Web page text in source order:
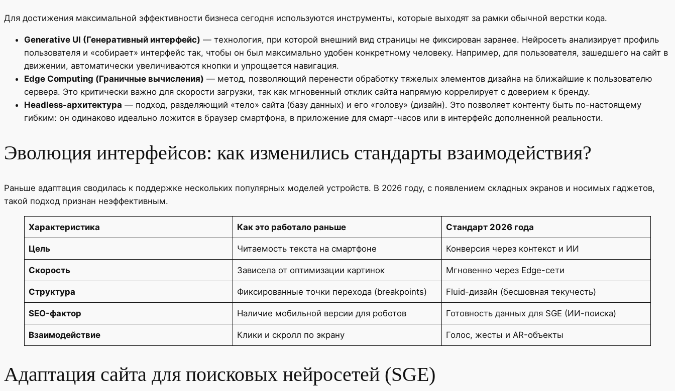
Для достижения максимальной эффективности бизнеса сегодня используются инструменты, которые выходят за рамки обычной верстки кода.
Generative UI (Генеративный интерфейс) — технология, при которой внешний вид страницы не фиксирован заранее. Нейросеть анализирует профиль
пользователя и «собирает» интерфейс так, чтобы он был максимально удобен конкретному человеку. Например, для пользователя, зашедшего на сайт в
движении, автоматически увеличиваются кнопки и упрощается навигация.
Edge Computing (Граничные вычисления) — метод, позволяющий перенести обработку тяжелых элементов дизайна на ближайшие к пользователю
сервера. Это критически важно для скорости загрузки, так как мгновенный отклик сайта напрямую коррелирует с доверием к бренду.
Headless-архитектура — подход, разделяющий «тело» сайта (базу данных) и его «голову» (дизайн). Это позволяет контенту быть по-настоящему
гибким: он одинаково идеально ложится в браузер смартфона, в приложение для смарт-часов или в интерфейс дополненной реальности.
Эволюция интерфейсов: как изменились стандарты взаимодействия?
Раньше адаптация сводилась к поддержке нескольких популярных моделей устройств. В 2026 году, с появлением складных экранов и носимых гаджетов,
такой подход признан неэффективным.
Характеристика Как это работало раньше Стандарт 2026 года
Цель Читаемость текста на смартфоне Конверсия через контекст и ИИ
Скорость Зависела от оптимизации картинок Мгновенно через Edge-сети
Структура Фиксированные точки перехода (breakpoints) Fluid-дизайн (бесшовная текучесть)
SEO-фактор Наличие мобильной версии для роботов Готовность данных для SGE (ИИ-поиска)
Взаимодействие Клики и скролл по экрану Голос, жесты и AR-объекты
Адаптация сайта для поисковых нейросетей (SGE)